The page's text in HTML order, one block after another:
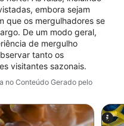
embora sejam
que os mergulhadores se
De um modo geral,
de mergulho
tanto os
visitantes sazonais.
no Conteúdo Gerado pelo
estatísticas